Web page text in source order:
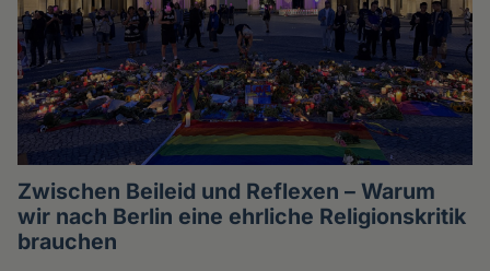
Zwischen Beileid und Reflexen – Warum
wir nach Berlin eine ehrliche Religionskritik
brauchen